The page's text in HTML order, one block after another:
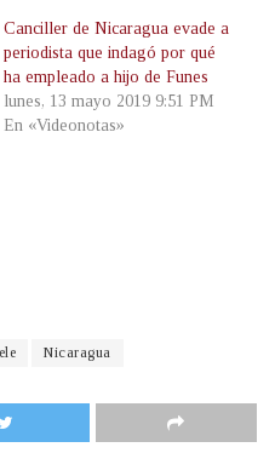
Canciller de Nicaragua evade a
periodista que indagó por qué
ha empleado a hijo de Funes
lunes, 13 mayo 2019 9:51 PM
En «Videonotas»
Nicaragua